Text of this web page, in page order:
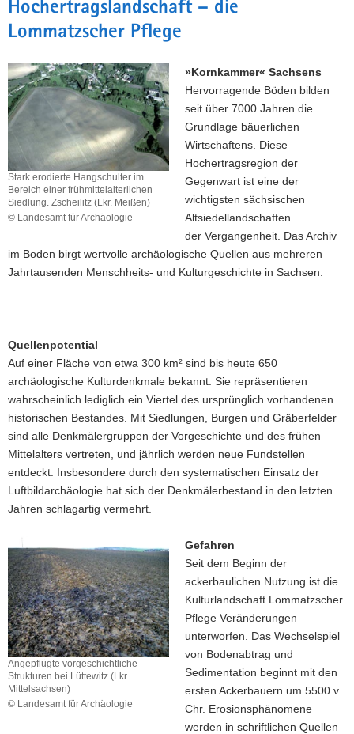
v
g
a
t
o
n
Hochertragslandschaft – die
Lommatzscher Pflege
Stark erodierte Hangschulter im
Bereich einer frühmittelalterlichen
Siedlung. Zscheilitz (Lkr. Meißen)
© Landesamt für Archäologie
Hangschulter
im
Zscheilitz
(Lkr.
Meißen)
»Kornkammer« Sachsens
Hervorragende Böden bilden
seit über 7000 Jahren die
Grundlage bäuerlichen
Wirtschaftens. Diese
Hochertragsregion der
Gegenwart ist eine der
wichtigsten sächsischen
Altsiedellandschaften
der Vergangenheit. Das Archiv
im Boden birgt wertvolle archäologische Quellen aus mehreren
Jahrtausenden Menschheits- und Kulturgeschichte in Sachsen.
Quellenpotential
Auf einer Fläche von etwa 300 km² sind bis heute 650
archäologische Kulturdenkmale bekannt. Sie repräsentieren
wahrscheinlich lediglich ein Viertel des ursprünglich vorhandenen
historischen Bestandes. Mit Siedlungen, Burgen und Gräberfelder
sind alle Denkmälergruppen der Vorgeschichte und des frühen
Mittelalters vertreten, und jährlich werden neue Fundstellen
entdeckt. Insbesondere durch den systematischen Einsatz der
Luftbildarchäologie hat sich der Denkmälerbestand in den letzten
Jahren schlagartig vermehrt.
Angepflügte vorgeschichtliche
Strukturen bei Lüttewitz (Lkr.
Mittelsachsen)
© Landesamt für Archäologie
Gefahren
Seit dem Beginn der
ackerbaulichen Nutzung ist die
Kulturlandschaft Lommatzscher
Pflege Veränderungen
unterworfen. Das Wechselspiel
von Bodenabtrag und
Sedimentation beginnt mit den
ersten Ackerbauern um 5500 v.
Chr. Erosionsphänomene
werden in schriftlichen Quellen